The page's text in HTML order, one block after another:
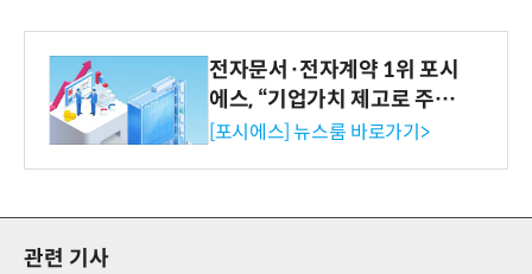
전자문서·전자계약 1위 포시
에스, “기업가치 제고로 주주
환원 강화” 계획 공시
[포시에스] 뉴스룸 바로가기>
관련 기사